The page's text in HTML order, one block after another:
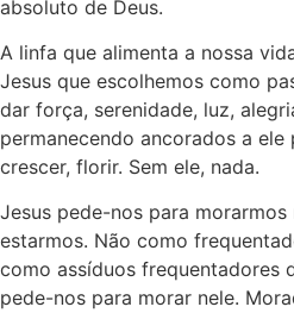
absoluto de Deus.
A linfa que alimenta a nossa
Jesus que escolhemos como
dar força, serenidade, luz,
permanecendo ancorados a
crescer, florir. Sem ele, nada.
Jesus pede-nos para morarmos
estarmos. Não como
como assíduos frequentadores
pede-nos para morar nele.